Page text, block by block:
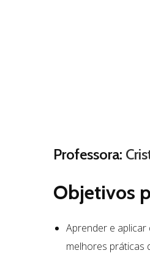
Professora:
Objetivos
Aprender e
melhores práticas